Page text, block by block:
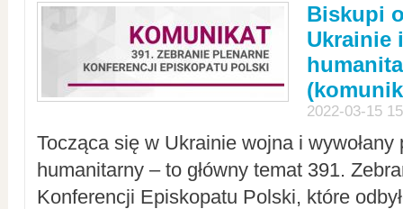
Biskupi
Ukrainie
2022-03-15
Tocząca się w Ukrainie wojna i
humanitarny – to główny temat 391.
Konferencji Episkopatu Polski, które